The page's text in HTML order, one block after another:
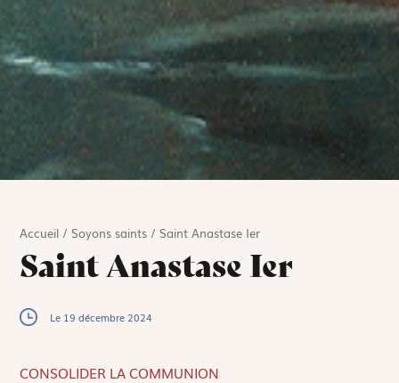
Accueil / Soyons saints / Saint Anastase Ier
Saint Anastase Ier
Le 19 décembre 2024
CONSOLIDER LA COMMUNION